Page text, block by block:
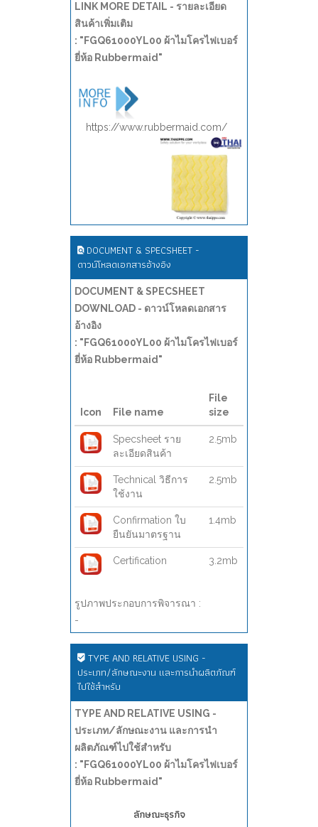
LINK MORE DETAIL - รายละเอียด
สินค้าเพิ่มเติม
: "FGQ61000YL00 ผ้าไมโครไฟเบอร์
ยี่ห้อ Rubbermaid"
https://www.rubbermaid.com/
DOCUMENT & SPECSHEET -
ดาวน์โหลดเอกสารอ้างอิง
DOCUMENT & SPECSHEET
DOWNLOAD - ดาวน์โหลดเอกสาร
อ้างอิง
: "FGQ61000YL00 ผ้าไมโครไฟเบอร์
ยี่ห้อ Rubbermaid"
Icon File name
File
size
Specsheet ราย
ละเอียดสินค้า
2.5mb
Technical วิธีการ
ใช้งาน
2.5mb
Confirmation ใบ
ยืนยันมาตรฐาน
1.4mb
Certification 3.2mb
รูปภาพประกอบการพิจารณา :
-
TYPE AND RELATIVE USING -
ประเภท/ลักษณะงาน และการนำผลิตภัณฑ์
ไปใช้สำหรับ
TYPE AND RELATIVE USING -
ประเภท/ลักษณะงาน และการนำ
ผลิตภัณฑ์ไปใช้สำหรับ
: "FGQ61000YL00 ผ้าไมโครไฟเบอร์
ยี่ห้อ Rubbermaid"
ลักษณะธุรกิจ